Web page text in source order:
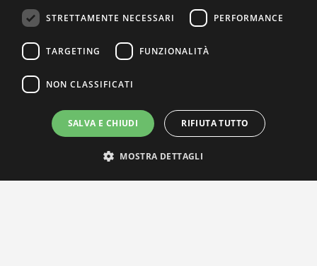
STRETTAMENTE NECESSARI PERFORMANCE
TARGETING FUNZIONALITÀ
NON CLASSIFICATI
SALVA E CHIUDI RIFIUTA TUTTO
MOSTRA DETTAGLI